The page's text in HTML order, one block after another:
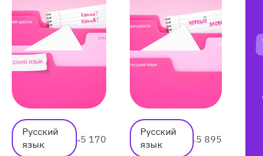
Русский
язык
5 170
Русский
язык
5 895